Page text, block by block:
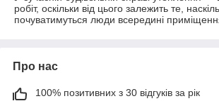
робіт, оскільки від цього залежить те,
почуватимуться люди всередині
Про нас
100% позитивних з 30 відгуків за рік